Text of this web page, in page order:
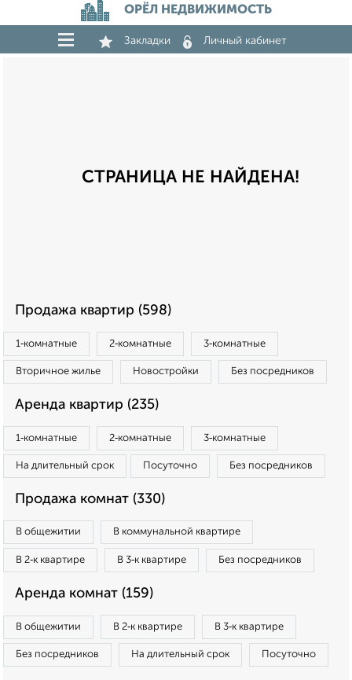
ОРЁЛ НЕДВИЖИМОСТЬ
Закладки Личный кабинет
СТРАНИЦА НЕ НАЙДЕНА!
Продажа квартир (598)
1‑комнатные 2‑комнатные 3‑комнатные
Вторичное жилье Новостройки Без посредников
Аренда квартир (235)
1‑комнатные 2‑комнатные 3‑комнатные
На длительный срок Посуточно Без посредников
Продажа комнат (330)
В общежитии В коммунальной квартире
В 2‑к квартире В 3‑к квартире Без посредников
Аренда комнат (159)
В общежитии В 2‑к квартире В 3‑к квартире
Без посредников На длительный срок Посуточно